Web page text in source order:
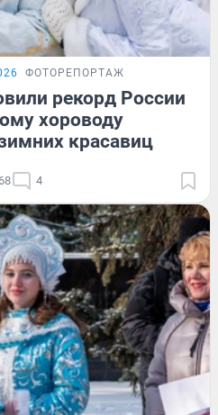
ФОТОРЕПОРТАЖ
рекорд России
хороводу
красавиц
4